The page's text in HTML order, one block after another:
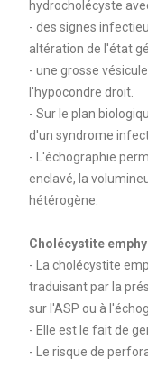
hydrocholécyste
- des signes
altération de l'état
- une grosse
l'hypocondre droit.
- Sur le plan
d'un syndrome
- L'échographie
enclavé, la
hétérogène.
Cholécystite
- La cholécystite
traduisant par la
sur l'ASP ou à
- Elle est le fait de
- Le risque de